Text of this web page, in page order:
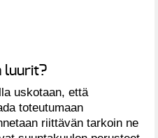
luurit?
uskotaan, että
toteutumaan
riittävän tarkoin ne